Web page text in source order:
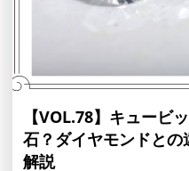
【VOL.78】キュービ
石？ダイヤモンドと
解説